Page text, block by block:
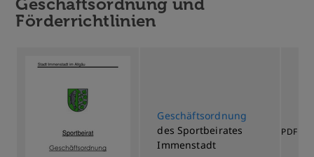
Förderrichtlinien
Geschäftsordnung
des Sportbeirates
Immenstadt
PDF